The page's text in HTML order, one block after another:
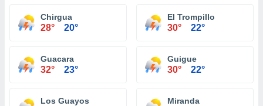
Chirgua
28° 20°
El Trompillo
30° 22°
Guacara
32° 23°
Guigue
30° 22°
Los Guayos Miranda